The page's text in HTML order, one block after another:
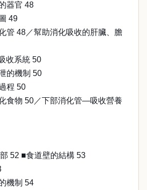
器官 48
49
管 48／幫助消化吸收的肝臟、膽
收系統 50
的機制 50
程 50
食物 50／下部消化管—吸收營養
52 ■食道壁的結構 53
機制 54